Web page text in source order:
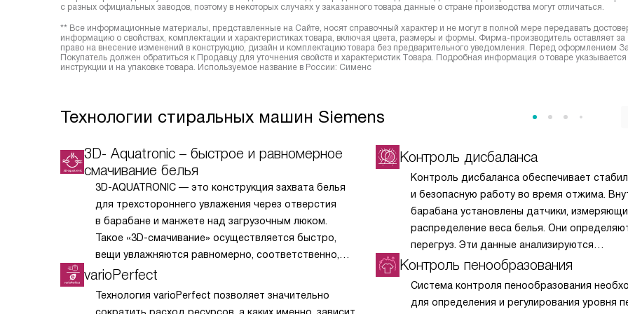
с разных официальных заводов, поэтому в некоторых случаях у заказанного товара данные о стране производства могут отличаться.
** Все информационные материалы, представленные на Сайте, носят справочный характер и не могут в полной мере передавать
информацию о свойствах, комплектации и характеристиках товара, включая цвета, размеры и формы. Фирма-производитель оставляет за
право на внесение изменений в конструкцию, дизайн и комплектацию товара без предварительного уведомления. Перед оформлением
Покупатель должен обратиться к Продавцу для уточнения свойств и характеристик Товара. Подробная информация о товаре указывается
инструкции и на упаковке товара. Используемое название в России: Сименс
Технологии стиральных машин Siemens
3D- Aquatronic – быстрое и равномерное
смачивание белья
3D-AQUATRONIC — это конструкция захвата белья
для трехстороннего увлажения через отверстия
в барабане и манжете над загрузочным люком.
Такое «3D-смачивание» осуществляется быстро,
вещи увлажняются равномерно, соответственно,
для начала стирки требуется меньше времени, воды
varioPerfect
Технология varioPerfect позволяет значительно
Контроль дисбаланса
Контроль дисбаланса обеспечивает
и безопасную работу во время отжима.
барабана установлены датчики,
распределение веса белья. Они
перегруз. Эти данные анализируются
микропроцессором устройства. После этого
Контроль пенообразования
Система контроля пенообразования
для определения и регулирования уровня